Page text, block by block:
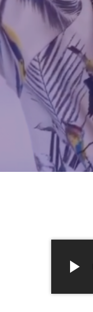
play_arrow